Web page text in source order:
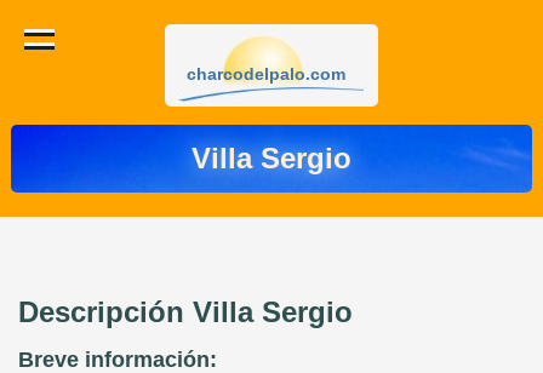
charcodelpalo.com
Villa Sergio
Descripción Villa Sergio
Breve información: